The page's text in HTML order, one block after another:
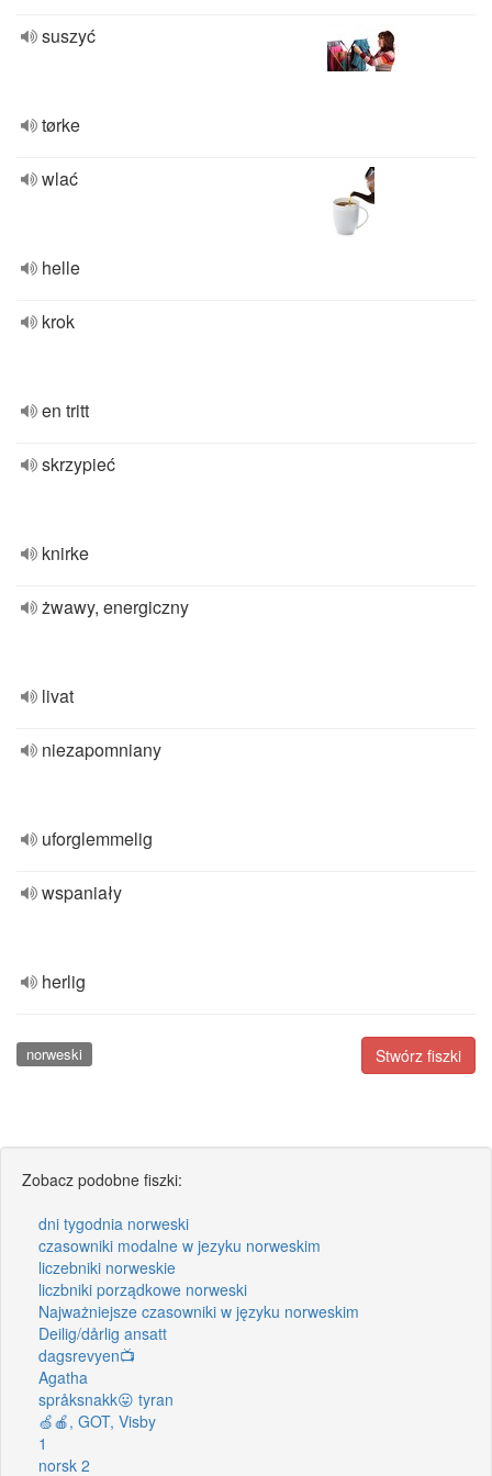
suszyć
tørke
wlać
helle
krok
en tritt
skrzypieć
knirke
żwawy, energiczny
livat
niezapomniany
uforglemmelig
wspaniały
herlig
Stwórz fiszki
norweski
Zobacz podobne fiszki:
dni tygodnia norweski
czasowniki modalne w jezyku norweskim
liczebniki norweskie
liczbniki porządkowe norweski
Najważniejsze czasowniki w języku norweskim
Deilig/dårlig ansatt
dagsrevyen📺
Agatha
språksnakk😛 tyran
🍏🍎, GOT, Visby
1
norsk 2